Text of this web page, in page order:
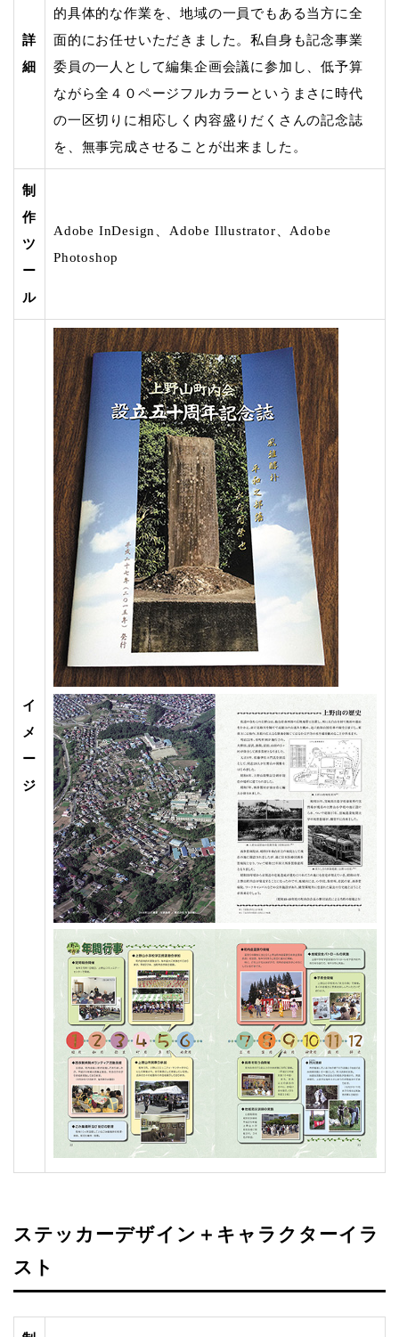
詳
細
的具体的な作業を、地域の一員でもある当方に全
面的にお任せいただきました。私自身も記念事業
委員の一人として編集企画会議に参加し、低予算
ながら全４０ページフルカラーというまさに時代
の一区切りに相応しく内容盛りだくさんの記念誌
を、無事完成させることが出来ました。
制
作
ツ
ー
ル
Adobe InDesign、Adobe Illustrator、Adobe
Photoshop
イ
メ
ー
ジ
ステッカーデザイン＋キャラクターイラ
スト